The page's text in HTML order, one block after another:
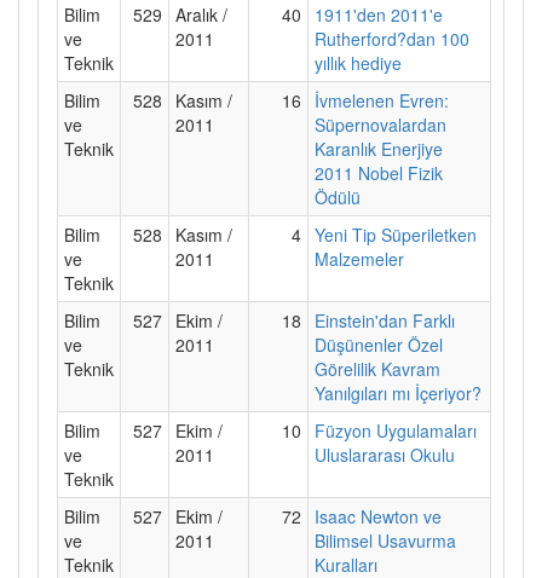
Bilim
ve
Teknik
529 Aralık /
2011
40
1911'den 2011'e
Rutherford?dan 100
yıllık hediye
Bilim
ve
Teknik
528
Kasım /
2011
16
İvmelenen Evren:
Süpernovalardan
Karanlık Enerjiye
2011 Nobel Fizik
Ödülü
Bilim
ve
Teknik
528
Kasım /
2011
4 Yeni Tip Süperiletken
Malzemeler
Bilim
ve
Teknik
527 Ekim /
2011
18
Einstein'dan Farklı
Düşünenler Özel
Görelilik Kavram
Yanılgıları mı İçeriyor?
Bilim
ve
Teknik
527 Ekim /
2011
10
Füzyon Uygulamaları
Uluslararası Okulu
Bilim
ve
Teknik
527 Ekim /
2011
72
Isaac Newton ve
Bilimsel Usavurma
Kuralları